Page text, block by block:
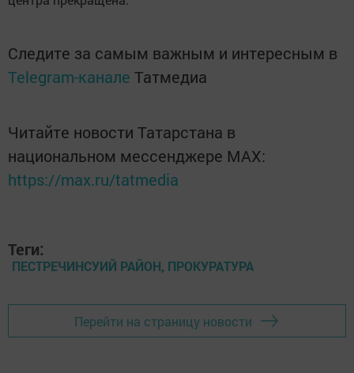
Следите за самым важным и интересным в
Telegram-канале Татмедиа
Читайте новости Татарстана в
национальном мессенджере MАХ:
https://max.ru/tatmedia
Теги:
ПЕСТРЕЧИНСУИЙ РАЙОН, ПРОКУРАТУРА
Перейти на страницу новости